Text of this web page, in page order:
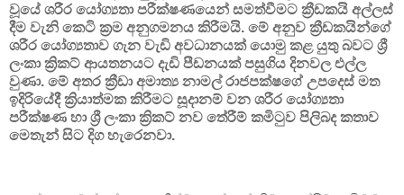
වූයේ ශරීර යෝග්‍යතා පරීක්ෂණයෙන් සමත්වීමට ක්‍රීඩකයි අල්ලස්
දීම වැනි කෙටි ක්‍රම අනුගමනය කිරීමයි. මේ අනුව ක්‍රීඩකයින්ගේ
ශරීර යෝග්‍යතාව ගැන වැඩි අවධානයක් යොමු කළ යුතු බවට ශ්‍රී
ලංකා ක්‍රිකට් ආයතනයට දැඩි පීඩනයක් පසුගිය දිනවල එල්ල
වුණා. මේ අතර ක්‍රීඩා අමාත්‍ය නාමල් රාජපක්ෂගේ උපදෙස් මත
ඉදිරියේදී ක්‍රියාත්මක කිරීමට සූදානම් වන ශරීර යෝග්‍යතා
පරීක්ෂණ හා ශ්‍රී ලංකා ක්‍රිකට් නව තේරීම් කමිටුව පිලිබද කතාව
මෙතැන් සිට දිග හැරෙනවා.